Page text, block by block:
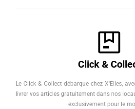
Click &
Le Click & Collect débarque chez X'Elles,
livrer vos articles gratuitement dans nos
exclusivement pour le